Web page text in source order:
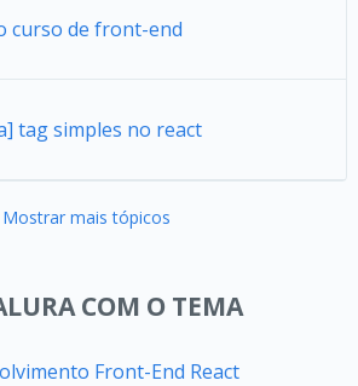
curso de front-end
tag simples no react
Mostrar mais tópicos
COM O TEMA
Front-End React